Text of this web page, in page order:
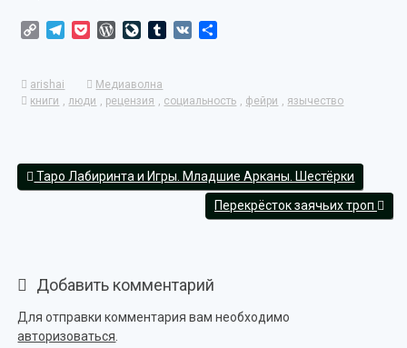
Copy TelegramPocketWordPress
LiveJournal
Tumblr
VK
arishai
Медиаволна
книги ,люди , рецензия , социальность , фейри , язычество
Таро Лабиринта и Игры. Младшие Арканы. Шестёрки
Перекрёсток заячьих троп
Добавить комментарий
Для отправки комментария вам необходимо
авторизоваться